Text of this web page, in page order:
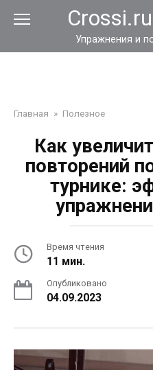
Упражнения и
Главная » Полезное
Как
повторений
турнике:
Время чтения
11 мин.
Опубликовано
04.09.2023